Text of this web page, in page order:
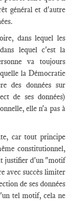
général et d'autre
dans lequel les
lequel c'est la
va toujours
la Démocratie
des données sur
de ses données)
elle n'a pas à
car tout principe
constitutionnel,
justifier d'un "motif
avec succès limiter
de ses données
tel motif, cela ne